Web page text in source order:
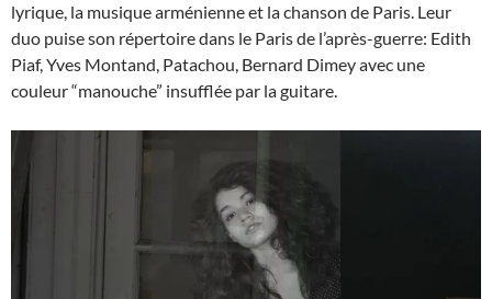
lyrique, la musique arménienne et la chanson de Paris. Leur
duo puise son répertoire dans le Paris de l’après-guerre: Edith
Piaf, Yves Montand, Patachou, Bernard Dimey avec une
couleur “manouche” insufflée par la guitare.